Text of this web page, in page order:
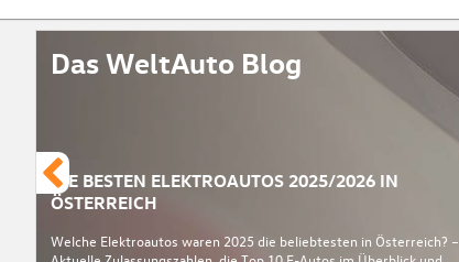
Das WeltAuto Blog
DIE BESTEN ELEKTROAUTOS 2025/2026 IN
ÖSTERREICH
Welche Elektroautos waren 2025 die beliebtesten in Österreich? –